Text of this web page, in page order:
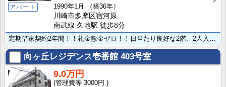
アパート
1990年1月
（築36年）
川崎市多摩区宿河原
南武線 久地駅 徒歩8分
定期借家契約2年間！！礼金敷金ゼロ！！日当たり良好な2階、2人入居にも使いやすい2DK賃貸アパートで･･･
向ヶ丘レジデンス壱番館 403号室
9.0万円
3000円